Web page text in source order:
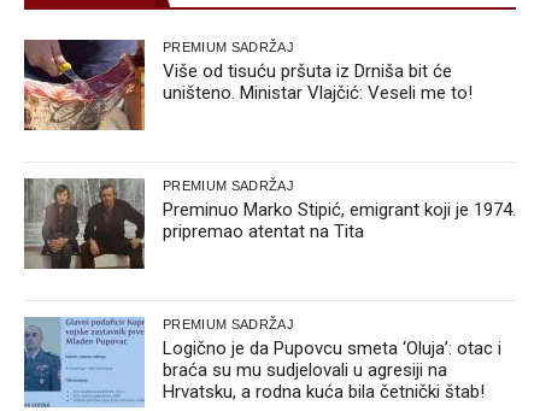
PREMIUM SADRŽAJ
Više od tisuću pršuta iz Drniša bit će
uništeno. Ministar Vlajčić: Veseli me to!
PREMIUM SADRŽAJ
Preminuo Marko Stipić, emigrant koji je 1974.
pripremao atentat na Tita
PREMIUM SADRŽAJ
Logično je da Pupovcu smeta ‘Oluja’: otac i
braća su mu sudjelovali u agresiji na
Hrvatsku, a rodna kuća bila četnički štab!